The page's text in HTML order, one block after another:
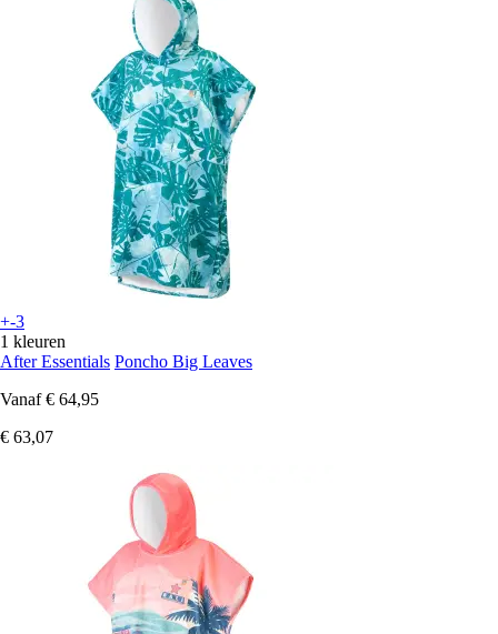
+-3
1 kleuren
After Essentials Poncho Big Leaves
Vanaf € 64,95
€ 63,07